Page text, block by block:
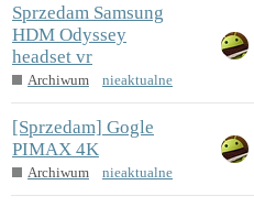
Sprzedam Samsung
HDM Odyssey
headset vr
Archiwum nieaktualne
[Sprzedam] Gogle
PIMAX 4K
Archiwum nieaktualne